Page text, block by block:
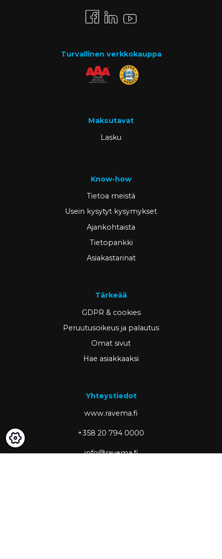
Turvallinen verkkokauppa
Maksutavat
Lasku
Know-how
Tietoa meistä
Usein kysytyt kysymykset
Ajankohtaista
Tietopankki
Asiakastarinat
Tärkeää
GDPR & cookies
Peruutusoikeus ja palautus
Omat sivut
Hae asiakkaaksi
Yhteystiedot
www.ravema.fi
+358 20 794 0000
info@ravema.fi